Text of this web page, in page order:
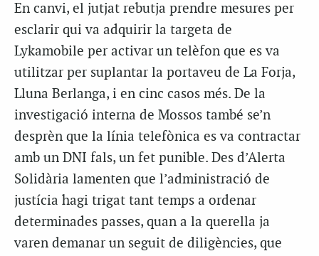
En canvi, el jutjat rebutja prendre mesures per
esclarir qui va adquirir la targeta de
Lykamobile per activar un telèfon que es va
utilitzar per suplantar la portaveu de La Forja,
Lluna Berlanga, i en cinc casos més. De la
investigació interna de Mossos també se’n
desprèn que la línia telefònica es va contractar
amb un DNI fals, un fet punible. Des d’Alerta
Solidària lamenten que l’administració de
justícia hagi trigat tant temps a ordenar
determinades passes, quan a la querella ja
varen demanar un seguit de diligències, que